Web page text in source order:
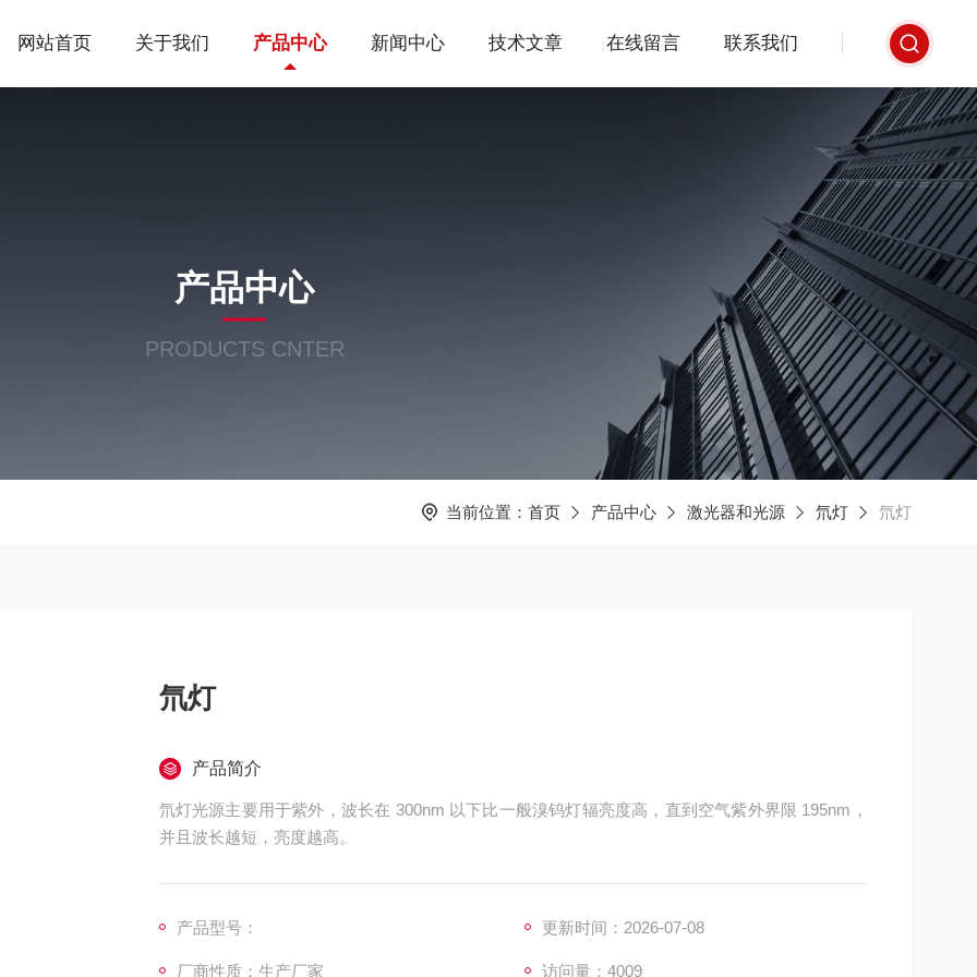
网站首页 关于我们 产品中心 新闻中心 技术文章 在线留言 联系我们
产品中心
PRODUCTS CNTER
当前位置： 首页 产品中心 激光器和光源 氘灯 氘灯
氘灯
产品简介
氘灯光源主要用于紫外，波长在 300nm 以下比一般溴钨灯辐亮度高，直到空气紫外界限 195nm，
并且波长越短，亮度越高。
产品型号： 更新时间：2026-07-08
厂商性质：生产厂家 访问量：4009